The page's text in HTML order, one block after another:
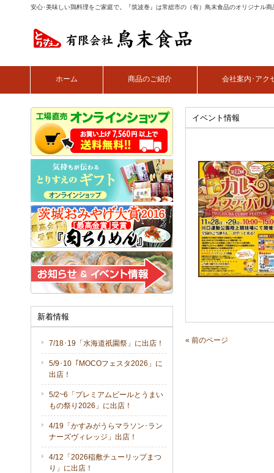
安心･美味しい鶏料理をご家庭で。『筑波巻』は常総市の（有）鳥末食品のオリジナル商
ホーム 商品のご紹介 会社案内･アク
イベント情報
« 前のページ
新着情報
7/18･19「水海道祇園祭」に出店！
5/9･10「MOCOフェスタ2026」に
出店！
5/2~6「プレミアムビールとうまい
もの祭り2026」に出店！
4/19「かすみがうらマラソン･ラン
ナーズヴィレッジ」出店！
4/12「2026稲敷チューリップまつ
り」に出店！